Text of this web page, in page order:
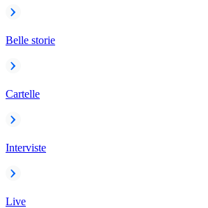
Belle storie
Cartelle
Interviste
Live